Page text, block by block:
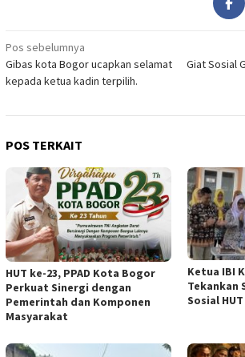
Navigasi
pos
Pos sebelumnya
Gibas kota Bogor ucapkan selamat
kepada ketua kadin terpilih.
Giat Sosial
POS TERKAIT
HUT ke-23, PPAD Kota Bogor
Perkuat Sinergi dengan
Pemerintah dan Komponen
Masyarakat
Ketua IBI
Tekankan
Sosial